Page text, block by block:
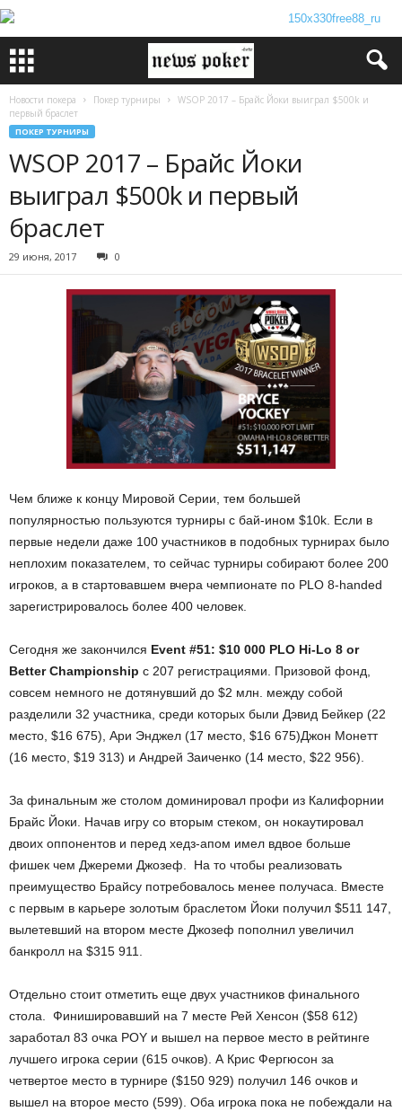
Новости покера Покер турниры
WSOP 2017 – Брайс Йоки выиграл $500k и
первый браслет
ПОКЕР ТУРНИРЫ
WSOP 2017 – Брайс Йоки
выиграл $500k и первый
браслет
29 июня, 2017 0
Чем ближе к концу Мировой Серии, тем большей
популярностью пользуются турниры с бай-ином $10k. Если в
первые недели даже 100 участников в подобных турнирах было
неплохим показателем, то сейчас турниры собирают более 200
игроков, а в стартовавшем вчера чемпионате по PLO 8-handed
зарегистрировалось более 400 человек.
Сегодня же закончился Event #51: $10 000 PLO Hi-Lo 8 or
Better Championship с 207 регистрациями. Призовой фонд,
совсем немного не дотянувший до $2 млн. между собой
разделили 32 участника, среди которых были Дэвид Бейкер (22
место, $16 675), Ари Энджел (17 место, $16 675)Джон Монетт
(16 место, $19 313) и Андрей Заиченко (14 место, $22 956).
За финальным же столом доминировал профи из Калифорнии
Брайс Йоки. Начав игру со вторым стеком, он нокаутировал
двоих оппонентов и перед хедз-апом имел вдвое больше
фишек чем Джереми Джозеф. На то чтобы реализовать
преимущество Брайсу потребовалось менее получаса. Вместе
с первым в карьере золотым браслетом Йоки получил $511 147,
вылетевший на втором месте Джозеф пополнил увеличил
банкролл на $315 911.
Отдельно стоит отметить еще двух участников финального
стола. Финишировавший на 7 месте Рей Хенсон ($58 612)
заработал 83 очка POY и вышел на первое место в рейтинге
лучшего игрока серии (615 очков). А Крис Фергюсон за
четвертое место в турнире ($150 929) получил 146 очков и
вышел на второе место (599). Оба игрока пока не побеждали на